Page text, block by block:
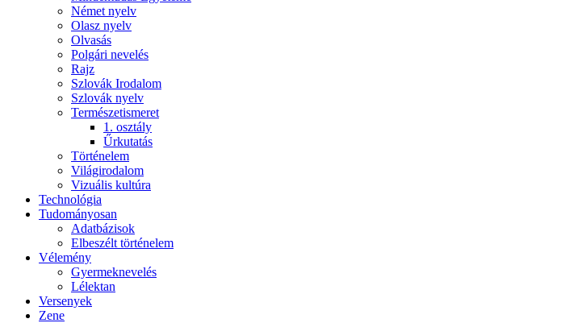
Német nyelv
Olasz nyelv
Olvasás
Polgári nevelés
Rajz
Szlovák Irodalom
Szlovák nyelv
Természetismeret
1. osztály
Űrkutatás
Történelem
Világirodalom
Vizuális kultúra
Technológia
Tudományosan
Adatbázisok
Elbeszélt történelem
Vélemény
Gyermeknevelés
Lélektan
Versenyek
Zene